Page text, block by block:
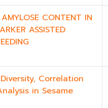
CONTENT IN
ASSISTED
Correlation
in Sesame